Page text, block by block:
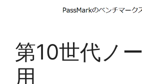
第10世代ノ
用